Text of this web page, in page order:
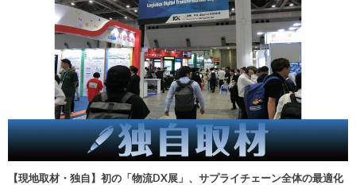
【現地取材・独自】初の「物流DX展」、サプライチェーン全体の最適化